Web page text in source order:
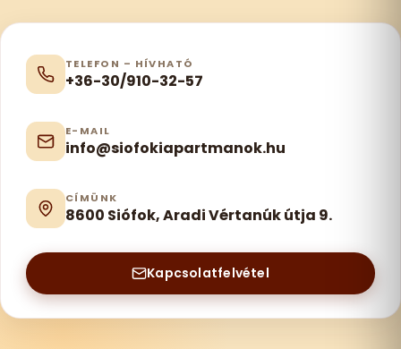
TELEFON – HÍVHATÓ
+36-30/910-32-57
E-MAIL
info@siofokiapartmanok.hu
CÍMÜNK
8600 Siófok, Aradi Vértanúk útja 9.
Kapcsolatfelvétel